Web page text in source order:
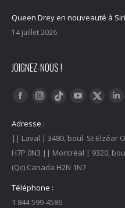
Queen Drey en nouveauté à
14 juillet 2026
JOIGNEZ-NOUS !
Trouvez nous sur :
FacebookInstagram
Tiktok YouTubeTwitter
Adresse :
|| Laval | 3480, boul. St-Elzéar
H7P 0N3 || Montréal | 9320,
(Qc) Canada H2N 1N7
Téléphone :
1 844 599-4586